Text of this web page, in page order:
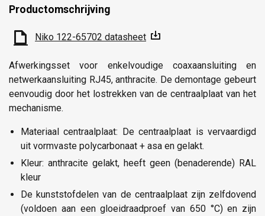
Productomschrijving
Niko 122-65702 datasheet
Afwerkingsset voor enkelvoudige coaxaansluiting en
netwerkaansluiting RJ45, anthracite. De demontage gebeurt
eenvoudig door het lostrekken van de centraalplaat van het
mechanisme.
Materiaal centraalplaat: De centraalplaat is vervaardigd
uit vormvaste polycarbonaat + asa en gelakt.
Kleur: anthracite gelakt, heeft geen (benaderende) RAL
kleur
De kunststofdelen van de centraalplaat zijn zelfdovend
(voldoen aan een gloeidraadproef van 650 °C) en zijn